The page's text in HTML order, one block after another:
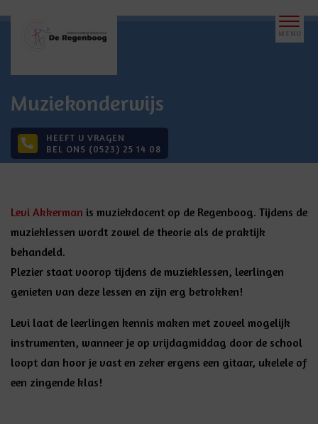
Muziekonderwijs
HEEFT U VRAGEN
BEL ONS (0523) 25 14 08
Levi Akkerman is muziekdocent op de Regenboog. Tijdens de
muzieklessen wordt zowel de theorie als de praktijk
behandeld.
Plezier staat voorop tijdens de muzieklessen, leerlingen
genieten van deze lessen en zijn erg betrokken!
Levi laat de leerlingen kennis maken met zoveel mogelijk
instrumenten, wanneer je op vrijdagmiddag door de school
loopt dan hoor je vast en zeker ergens een gitaar, ukelele of
een zingende klas!